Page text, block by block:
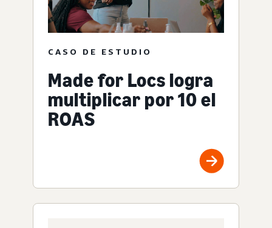
CASO DE ESTUDIO
Made for Locs logra
multiplicar por 10 el
ROAS